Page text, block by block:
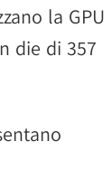
la GPU
die di 357